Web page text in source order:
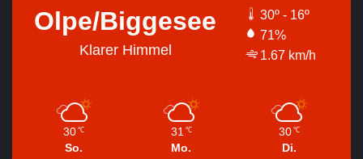
Olpe/Biggesee
Klarer Himmel
30º - 16º
71%
1.67 km/h
30 ℃
So.
31 ℃
Mo.
30 ℃
Di.